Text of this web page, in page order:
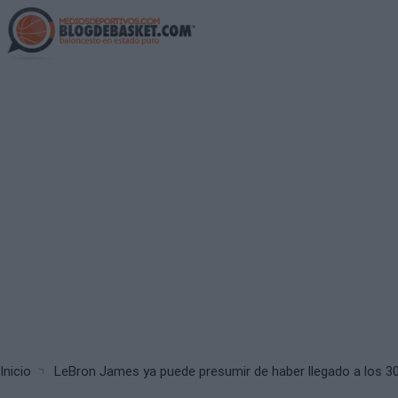
Skip
to
main
Breadcrumb
Inicio LeBron James ya puede presumir de haber llegado a los